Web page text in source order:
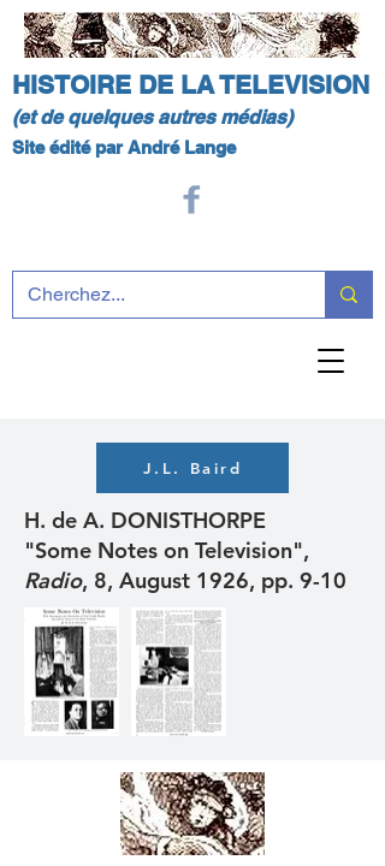
HISTOIRE DE LA TELEVISION
(et de quelques autres médias)
Site édité par André Lange
J.L. Baird
H. de A. DONISTHORPE
"Some Notes on Television",
Radio, 8, August 1926, pp. 9-10